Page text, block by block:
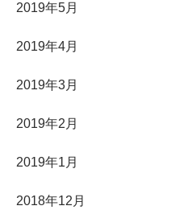
2019年5月
2019年4月
2019年3月
2019年2月
2019年1月
2018年12月